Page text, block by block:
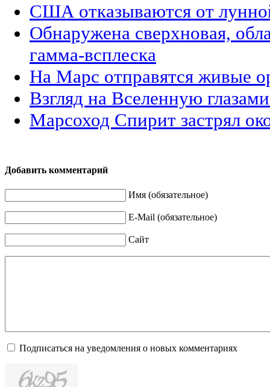
США отказываются от
Обнаружена сверхновая,
гамма-всплеска
На Марс отправятся живые
Взгляд на Вселенную
Марсоход Спирит застрял
Добавить комментарий
Имя (обязательное)
E-Mail (обязательное)
Сайт
Подписаться на уведомления о новых комментариях